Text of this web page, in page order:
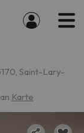
Saint-Lary-
Karte